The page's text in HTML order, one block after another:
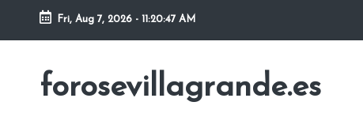
Skip
content
Fri, Aug 7, 2026 - 11:20:49 AM
forosevillagrande.es